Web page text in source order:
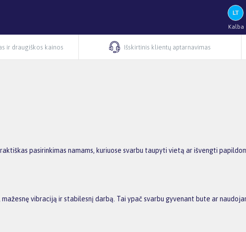
Kalba
ir draugiškos kainos Išskirtinis klientų aptarnavimas
pasirinkimas namams, kuriuose svarbu taupyti vietą ar išvengti
mažesnę vibraciją ir stabilesnį darbą. Tai ypač svarbu gyvenant bute ar